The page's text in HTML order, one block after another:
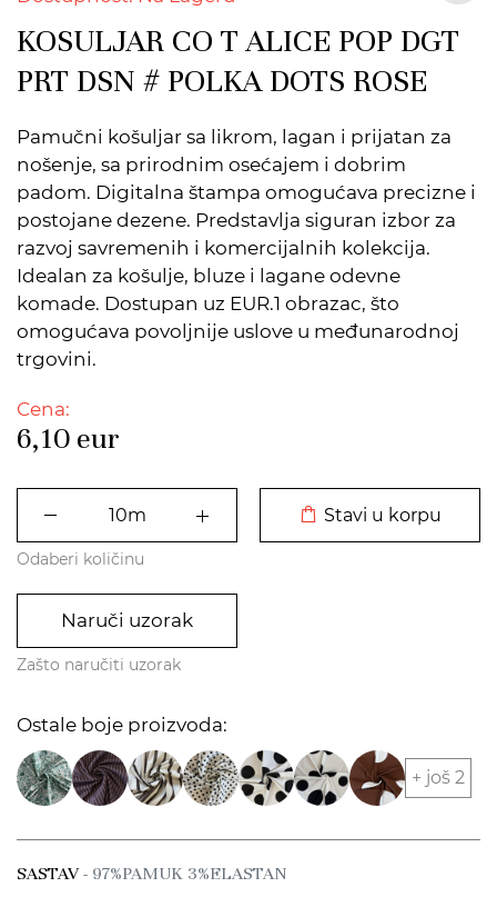
KOSULJAR CO T ALICE POP DGT
PRT DSN # POLKA DOTS ROSE
Pamučni košuljar sa likrom, lagan i prijatan za
nošenje, sa prirodnim osećajem i dobrim
padom. Digitalna štampa omogućava precizne i
postojane dezene. Predstavlja siguran izbor za
razvoj savremenih i komercijalnih kolekcija.
Idealan za košulje, bluze i lagane odevne
komade. Dostupan uz EUR.1 obrazac, što
omogućava povoljnije uslove u međunarodnoj
trgovini.
Cena:
6,10 eur
Stavi u korpu
Odaberi količinu
Naruči uzorak
Zašto naručiti uzorak
Ostale boje proizvoda:
+ još 2
SASTAV- 97%PAMUK 3%ELASTAN